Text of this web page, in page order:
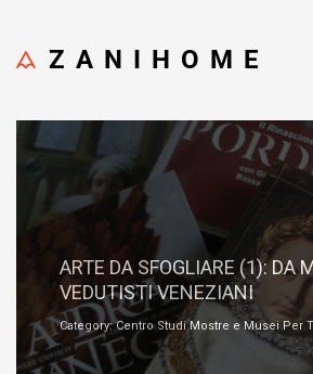
ZANIHOME
Gennaio 17, 2022
ARTE DA SFOGLIARE (1): DA
VEDUTISTI VENEZIANI
Category: Centro Studi Mostre e Musei Per